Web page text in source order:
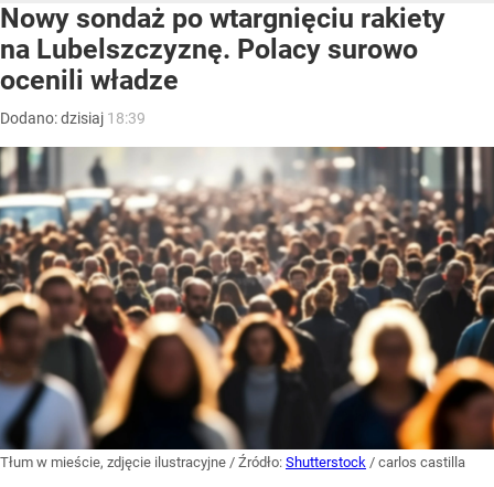
Nowy sondaż po wtargnięciu rakiety
na Lubelszczyznę. Polacy surowo
ocenili władze
Dodano:dzisiaj 18:39
Tłum w mieście, zdjęcie ilustracyjne / Źródło: Shutterstock / carlos castilla